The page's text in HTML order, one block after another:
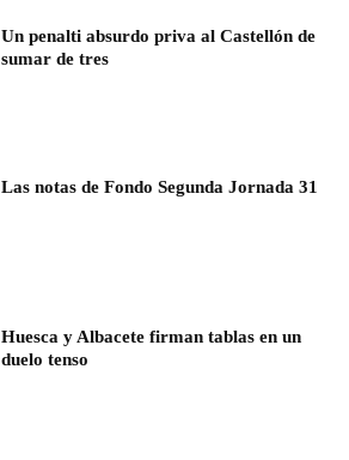
Un penalti absurdo priva al Castellón de
sumar de tres
Las notas de Fondo Segunda Jornada 31
Huesca y Albacete firman tablas en un
duelo tenso